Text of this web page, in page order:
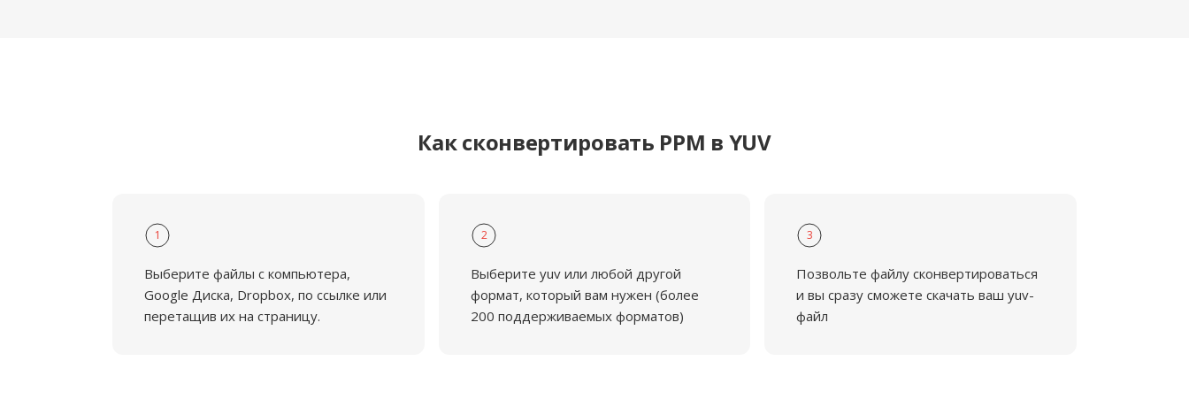
Как сконвертировать PPM в YUV
1
Выберите файлы с компьютера,
Google Диска, Dropbox, по ссылке или
перетащив их на страницу.
2
Выберите yuv или любой другой
формат, который вам нужен (более
200 поддерживаемых форматов)
3
Позвольте файлу сконвертироваться
и вы сразу сможете скачать ваш yuv-
файл